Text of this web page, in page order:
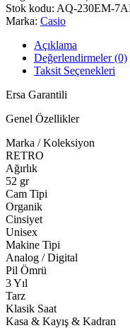
Stok kodu: AQ-230EM-
Marka: Casio
Açıklama
Değerlendirmeler (0)
Taksit Seçenekleri
Ersa Garantili
Genel Özellikler
Marka / Koleksiyon
RETRO
Ağırlık
52 gr
Cam Tipi
Organik
Cinsiyet
Unisex
Makine Tipi
Analog / Digital
Pil Ömrü
3 Yıl
Tarz
Klasik Saat
Kasa & Kayış & Kadran